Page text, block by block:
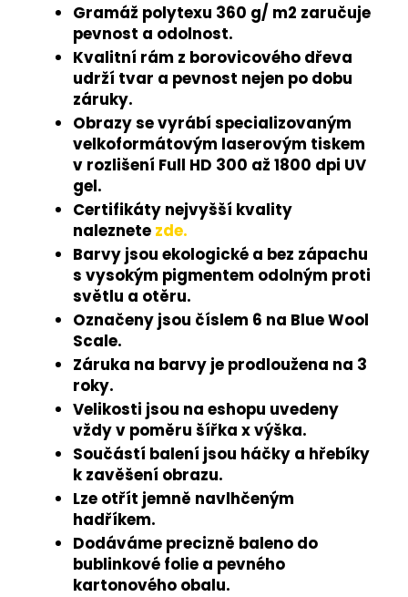
Gramáž polytexu 360 g/ m2 zaručuje
pevnost a odolnost.
Kvalitní rám z borovicového dřeva
udrží tvar a pevnost nejen po dobu
záruky.
Obrazy se vyrábí specializovaným
velkoformátovým laserovým tiskem
v rozlišení Full HD 300 až 1800 dpi UV
gel.
Certifikáty nejvyšší kvality
naleznete zde.
Barvy jsou ekologické a bez zápachu
s vysokým pigmentem odolným proti
světlu a otěru.
Označeny jsou číslem 6 na Blue Wool
Scale.
Záruka na barvy je prodloužena na 3
roky.
Velikosti jsou na eshopu uvedeny
vždy v poměru šířka x výška.
Součástí balení jsou háčky a hřebíky
k zavěšení obrazu.
Lze otřít jemně navlhčeným
hadříkem.
Dodáváme precizně baleno do
bublinkové folie a pevného
kartonového obalu.